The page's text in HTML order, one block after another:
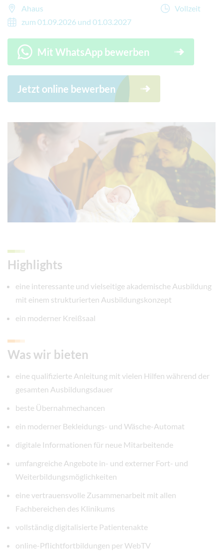
Ahaus
Vollzeit
zum 01.09.2026 und 01.03.2027
Mit WhatsApp bewerben
Jetzt online bewerben
Highlights
eine interessante und vielseitige akademische Ausbildung
mit einem strukturierten Ausbildungskonzept
ein moderner Kreißsaal
Was wir bieten
eine qualifizierte Anleitung mit vielen Hilfen während der
gesamten Ausbildungsdauer
beste Übernahmechancen
ein moderner Bekleidungs- und Wäsche-Automat
digitale Informationen für neue Mitarbeitende
umfangreiche Angebote in- und externer Fort- und
Weiterbildungsmöglichkeiten
eine vertrauensvolle Zusammenarbeit mit allen
Fachbereichen des Klinikums
vollständig digitalisierte Patientenakte
online-Pflichtfortbildungen per WebTV